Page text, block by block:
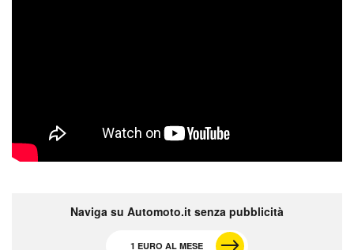
Naviga su Automoto.it senza pubblicità
1 EURO AL MESE